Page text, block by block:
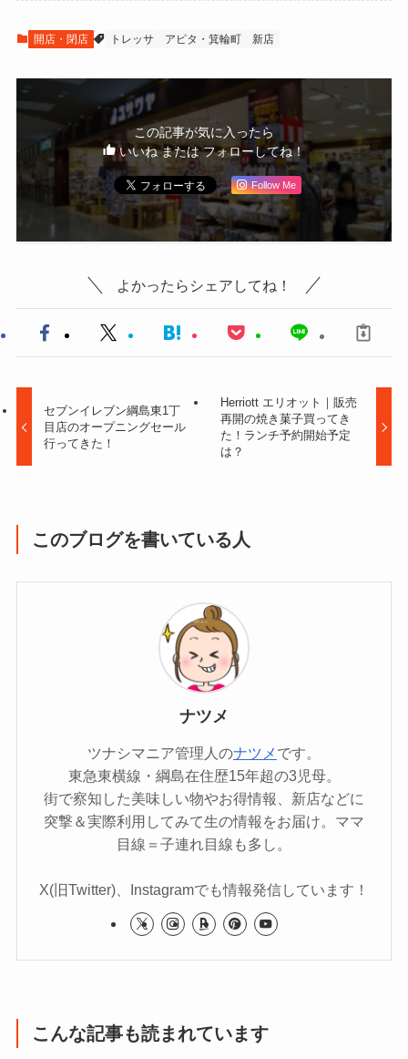
開店・閉店 トレッサ アピタ・箕輪町 新店
この記事が気に入ったら
いいね または フォローしてね！
Follow Me
よかったらシェアしてね！
セブンイレブン綱島東1丁
目店のオープニングセール
行ってきた！
Herriott エリオット｜販売
再開の焼き菓子買ってき
た！ランチ予約開始予定
は？
このブログを書いている人
ナツメ
ツナシマニア管理人のナツメ です。
東急東横線・綱島在住歴15年超の3児母。
街で察知した美味しい物やお得情報、新店などに
突撃＆実際利用してみて生の情報をお届け。ママ
目線＝子連れ目線も多し。
X(旧Twitter)、Instagramでも情報発信しています！
こんな記事も読まれています